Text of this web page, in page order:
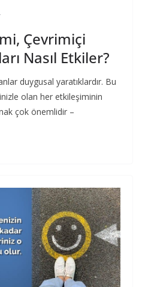
Çevrimiçi
Nasıl Etkiler?
duygusal yaratıklardır. Bu
olan her etkileşiminin
çok önemlidir –